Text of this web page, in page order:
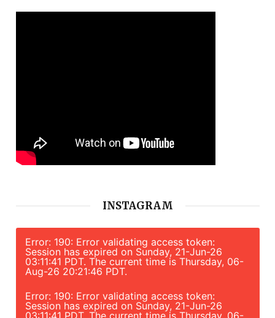
INSTAGRAM
Error: 190: Error validating access token:
Session has expired on Sunday, 21-Jun-26
03:11:41 PDT. The current time is Thursday, 06-
Aug-26 20:21:46 PDT.
Error: 190: Error validating access token:
Session has expired on Sunday, 21-Jun-26